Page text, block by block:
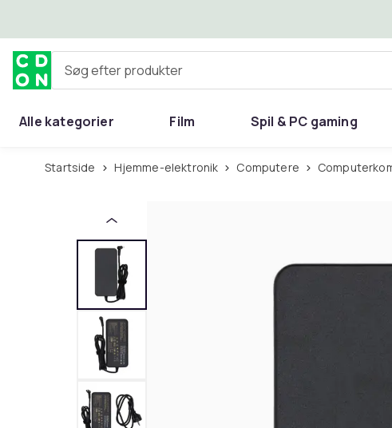
Søg efter produkter
Alle kategorier Film Spil & PC gaming
Hjem & have
Startside Hjemme-elektronik Computere